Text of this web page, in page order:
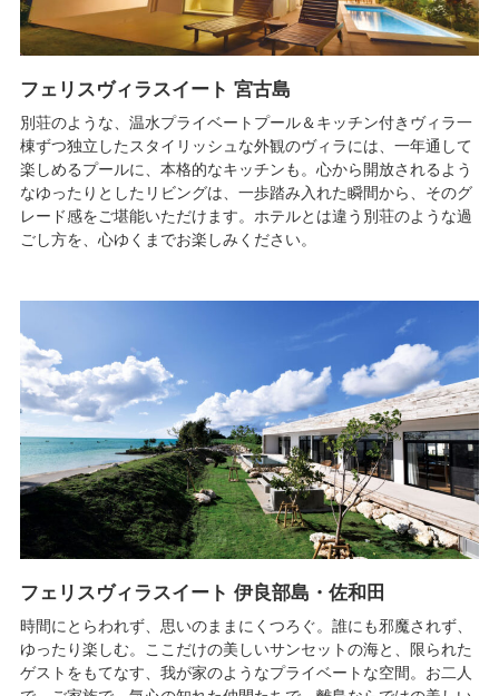
フェリスヴィラスイート 宮古島
別荘のような、温水プライベートプール＆キッチン付きヴィラ一
棟ずつ独立したスタイリッシュな外観のヴィラには、一年通して
楽しめるプールに、本格的なキッチンも。心から開放されるよう
なゆったりとしたリビングは、一歩踏み入れた瞬間から、そのグ
レード感をご堪能いただけます。ホテルとは違う別荘のような過
ごし方を、心ゆくまでお楽しみください。
フェリスヴィラスイート 伊良部島・佐和田
時間にとらわれず、思いのままにくつろぐ。誰にも邪魔されず、
ゆったり楽しむ。ここだけの美しいサンセットの海と、限られた
ゲストをもてなす、我が家のようなプライベートな空間。お二人